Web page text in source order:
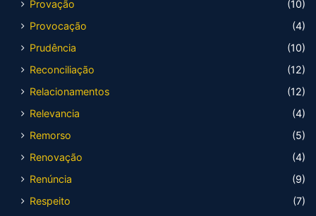
Provação
(10)
Provocação
(4)
Prudência
(10)
Reconciliação
(12)
Relacionamentos
(12)
Relevancia
(4)
Remorso
(5)
Renovação
(4)
Renúncia
(9)
Respeito
(7)